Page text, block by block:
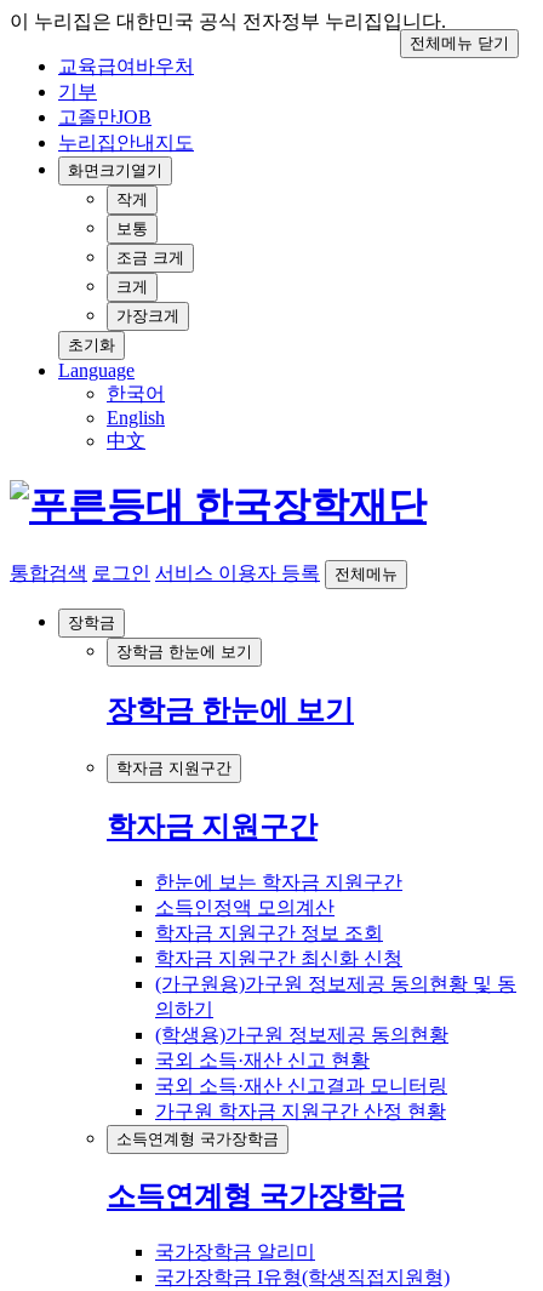
이 누리집은 대한민국 공식 전자정부 누리집입니다.
교육급여바우처
기부
고졸만JOB
누리집안내지도
화면크기 열기
작게
보통
조금 크게
크게
가장크게
초기화
Language
한국어
English
中文
통합검색 로그인 서비스 이용자 등록 전체메뉴
장학금
장학금 한눈에 보기
장학금 한눈에 보기
학자금 지원구간
학자금 지원구간
한눈에 보는 학자금 지원구간
소득인정액 모의계산
학자금 지원구간 정보 조회
학자금 지원구간 최신화 신청
(가구원용)가구원 정보제공 동의현황 및 동
의하기
(학생용)가구원 정보제공 동의현황
국외 소득·재산 신고 현황
국외 소득·재산 신고결과 모니터링
가구원 학자금 지원구간 산정 현황
소득연계형 국가장학금
소득연계형 국가장학금
국가장학금 알리미
국가장학금 I유형(학생직접지원형)
전체메뉴 닫기